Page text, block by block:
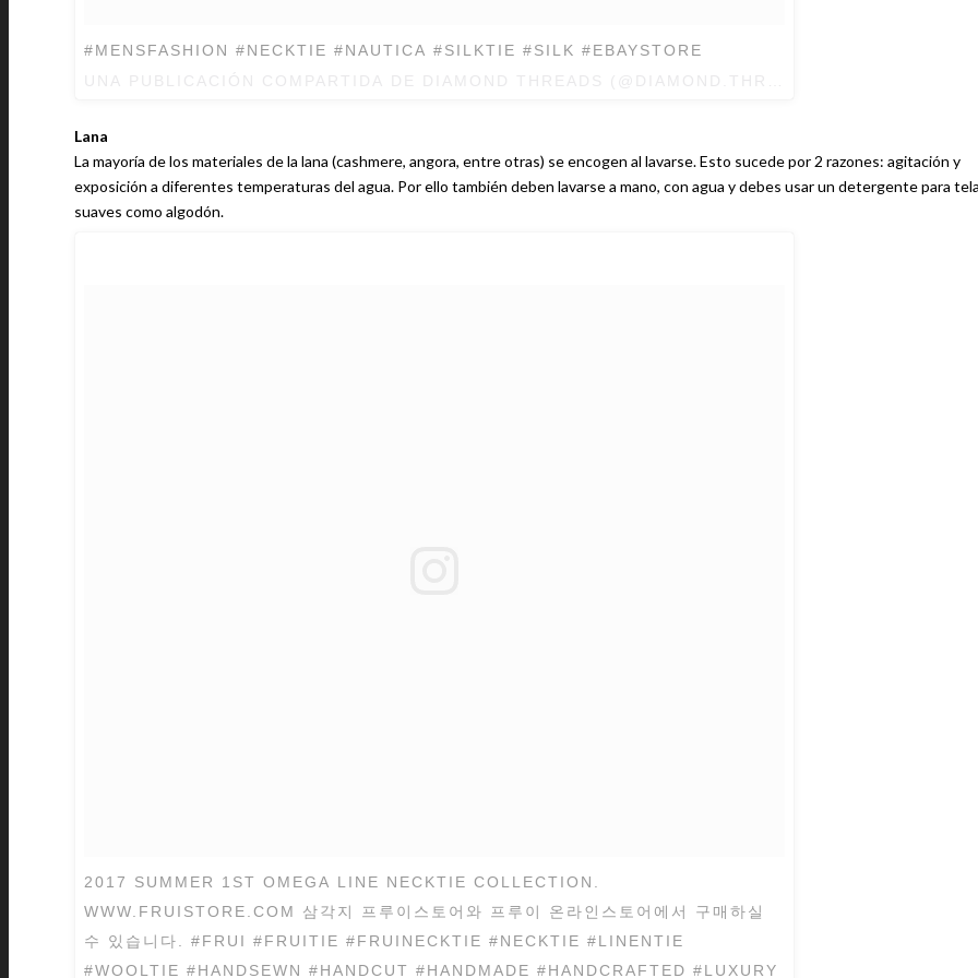
#MENSFASHION #NECKTIE #NAUTICA #SILKTIE #SILK #EBAYSTORE
Lana
La mayoría de los materiales de la lana (cashmere, angora, entre otras) se encogen al lavarse. Esto sucede por 2 razones: agitación y
exposición a diferentes temperaturas del agua. Por ello también deben lavarse a mano, con agua y debes usar un detergente para telas
suaves como algodón.
2017 SUMMER 1ST OMEGA LINE NECKTIE COLLECTION.
WWW.FRUISTORE.COM 삼각지 프루이스토어와 프루이 온라인스토어에서 구매하실
수 있습니다. #FRUI #FRUITIE #FRUINECKTIE #NECKTIE #LINENTIE
#WOOLTIE #HANDSEWN #HANDCUT #HANDMADE #HANDCRAFTED #LUXURY